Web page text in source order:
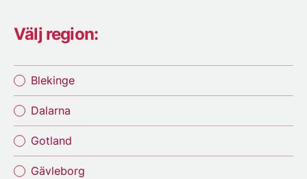
Välj region:
Blekinge
Dalarna
Gotland
Gävleborg